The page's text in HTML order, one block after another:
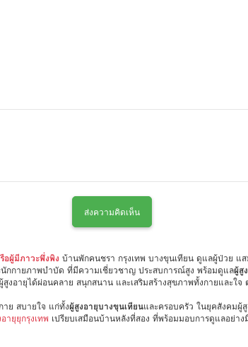
ส่งความคิดเห็น
ผู้มีภาวะพึ่งพิง บ้านพักคนชรา กรุงเทพ บางขุนเทียน ดูแลผู้ป่วย แ
กายภาพบำบัด ที่มีความเชี่ยวชาญ ประสบการณ์สูง พร้อมดูแลผู้สู
งอายุได้ผ่อนคลาย สนุกสนาน และเสริมสร้างสุขภาพทั้งกายและใ
ย สบายใจ แก่ทั้งผู้สูงอายุบางขุนเทียนและครอบครัว ในยุคสังคมผู้
ายุยุกรุงเทพ เปรียบเสมือนบ้านหลังที่สอง ที่พร้อมมอบการดูแลอย่